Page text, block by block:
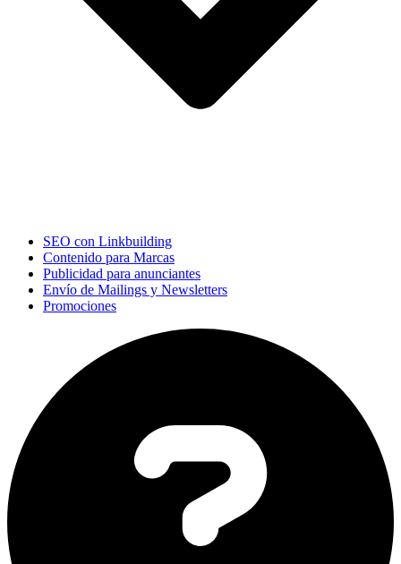
SEO con Linkbuilding
Contenido para Marcas
Publicidad para anunciantes
Envío de Mailings y Newsletters
Promociones